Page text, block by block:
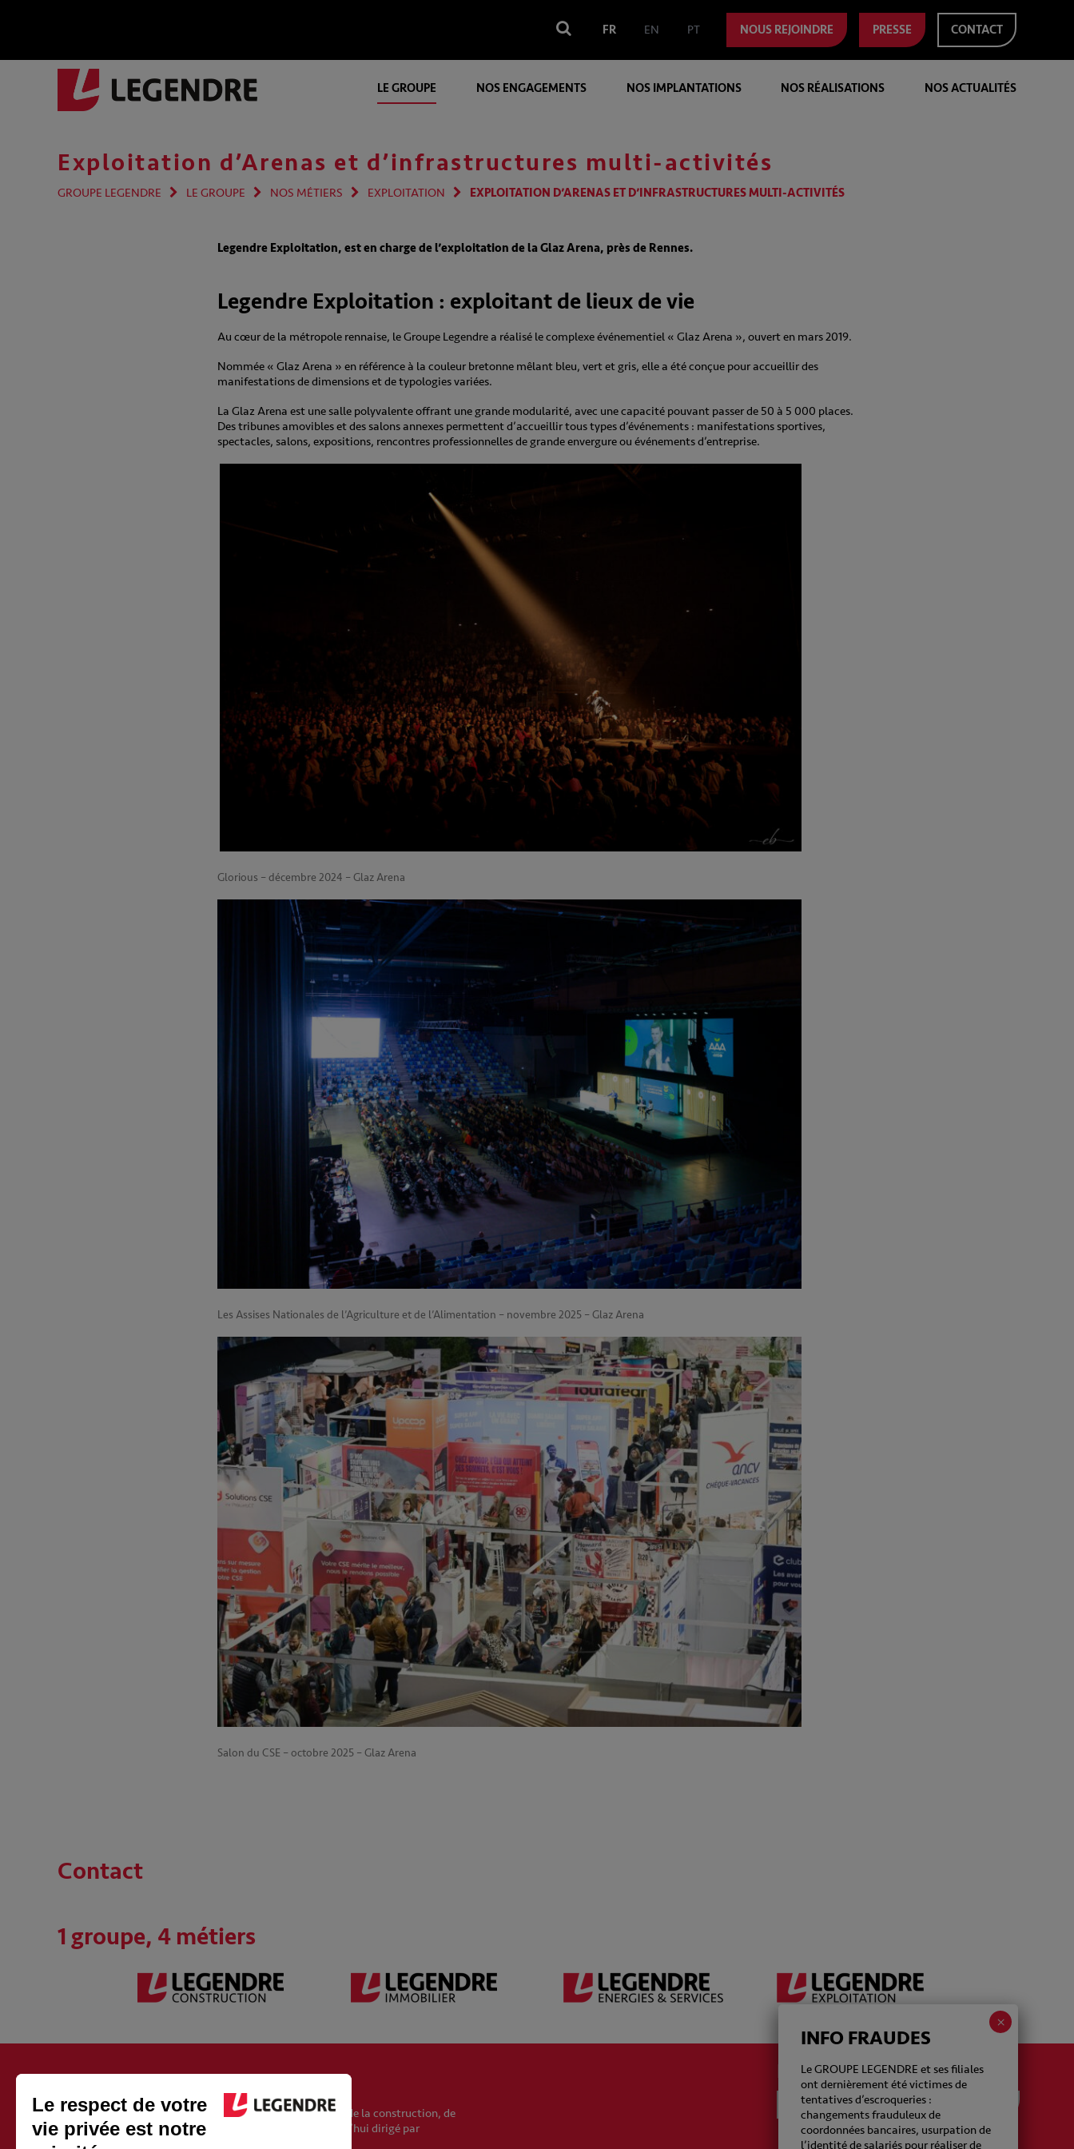
FR EN PT NOUS REJOINDRE PRESSE CONTACT
LE GROUPE NOS ENGAGEMENTS NOS IMPLANTATIONS NOS RÉALISATIONS NOS ACTUALITÉS
Exploitation d’Arenas et d’infrastructures multi-activités
GROUPE LEGENDRE LE GROUPE NOS MÉTIERS EXPLOITATION EXPLOITATION D’ARENAS ET D’INFRASTRUCTURES MULTI-ACTIVITÉS
Legendre Exploitation, est en charge de l’exploitation de la Glaz Arena, près de Rennes.
Legendre Exploitation : exploitant de lieux de vie
Au cœur de la métropole rennaise, le Groupe Legendre a réalisé le complexe événementiel « Glaz Arena », ouvert en mars 2019.
Nommée « Glaz Arena » en référence à la couleur bretonne mêlant bleu, vert et gris, elle a été conçue pour accueillir des
manifestations de dimensions et de typologies variées.
La Glaz Arena est une salle polyvalente offrant une grande modularité, avec une capacité pouvant passer de 50 à 5 000 places.
Des tribunes amovibles et des salons annexes permettent d’accueillir tous types d’événements : manifestations sportives,
spectacles, salons, expositions, rencontres professionnelles de grande envergure ou événements d’entreprise.
Glorious – décembre 2024 – Glaz Arena
Les Assises Nationales de l’Agriculture et de l’Alimentation – novembre 2025 – Glaz Arena
Salon du CSE – octobre 2025 – Glaz Arena
Contact
1 groupe, 4 métiers
Fondé en 1946, le groupe Legendre est un acteur européen de la construction, de
l’immobilier, de l’énergie et de l’exploitation. Il est aujourd’hui dirigé par
Vincent Legendre, le petit-fils du fondateur.
La newsletter Legendre
INFO FRAUDES
Le GROUPE LEGENDRE et ses filiales
ont dernièrement été victimes de
tentatives d’escroqueries :
changements frauduleux de
coordonnées bancaires, usurpation de
l’identité de salariés pour réaliser de